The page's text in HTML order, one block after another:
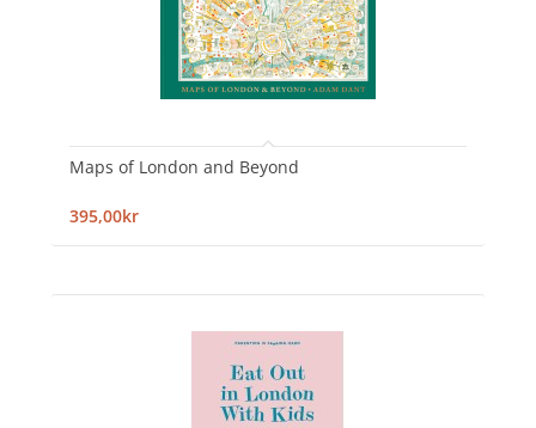
Maps of London and Beyond
395,00kr